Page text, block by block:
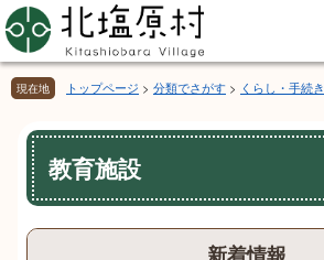
ペ
ー
ジ
の
先
メ
ニ
ュ
ー
を
現在地 トップページ > 分類でさがす > くらし・手続き
本
文
教育施設